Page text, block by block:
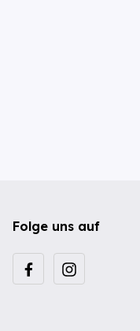
Folge uns auf